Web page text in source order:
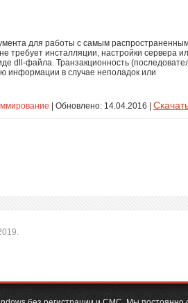
для работы с самым
требует инсталляции, настройки сервера
dll-файла. Транзакционность
информации в случае неполадок или
| Обновлено: 14.04.2016 |